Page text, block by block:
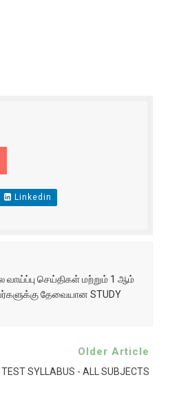
Linkedin
செய்திகள் மற்றும் 1 ஆம்
தேவையான STUDY
Older Article
SYLLABUS - ALL SUBJECTS